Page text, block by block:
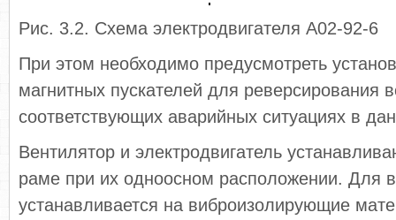
Рис. 3.2. Схема электродвигателя А02-92-6
При этом необходимо предусмотреть
магнитных пускателей для реверсирования
соответствующих аварийных ситуациях в
Вентилятор и электродвигатель
раме при их одноосном расположении. Для
устанавливается на виброизолирующие